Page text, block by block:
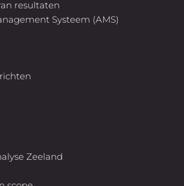
resultaten
Systeem (AMS)
Zeeland